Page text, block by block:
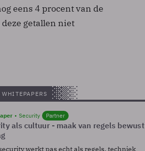
eens 4 procent van de
getallen niet
WHITEPAPERS
Security Partner
als cultuur - maak van regels bewust
werkt pas echt als regels, techniek